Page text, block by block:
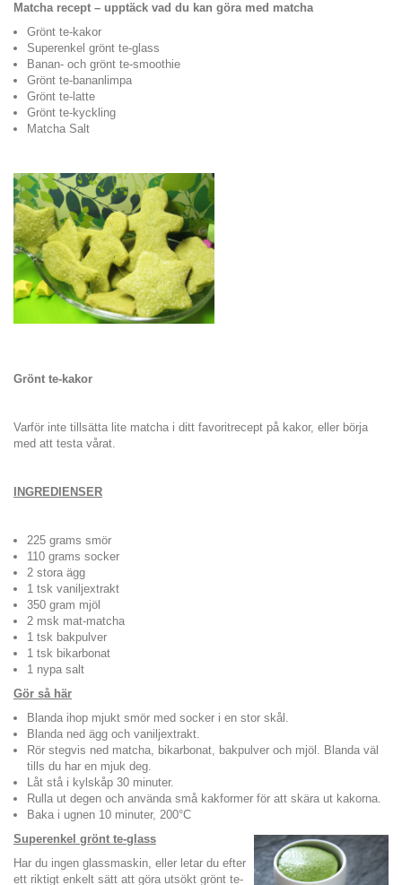
Matcha recept – upptäck vad du kan göra med matcha
Grönt te-kakor
Superenkel grönt te-glass
Banan- och grönt te-smoothie
Grönt te-bananlimpa
Grönt te-latte
Grönt te-kyckling
Matcha Salt
Grönt te-kakor
Varför inte tillsätta lite matcha i ditt favoritrecept på kakor, eller börja
med att testa vårat.
INGREDIENSER
225 grams smör
110 grams socker
2 stora ägg
1 tsk vaniljextrakt
350 gram mjöl
2 msk mat-matcha
1 tsk bakpulver
1 tsk bikarbonat
1 nypa salt
Gör så här
Blanda ihop mjukt smör med socker i en stor skål.
Blanda ned ägg och vaniljextrakt.
Rör stegvis ned matcha, bikarbonat, bakpulver och mjöl. Blanda väl
tills du har en mjuk deg.
Låt stå i kylskåp 30 minuter.
Rulla ut degen och använda små kakformer för att skära ut kakorna.
Baka i ugnen 10 minuter, 200°C
Superenkel grönt te-glass
Har du ingen glassmaskin, eller letar du efter
ett riktigt enkelt sätt att göra utsökt grönt te-